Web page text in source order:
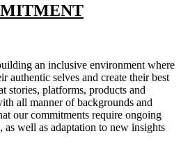
an inclusive environment where
authentic selves and create their best
stories, platforms, products and
all manner of backgrounds and
our commitments require ongoing
as well as adaptation to new insights